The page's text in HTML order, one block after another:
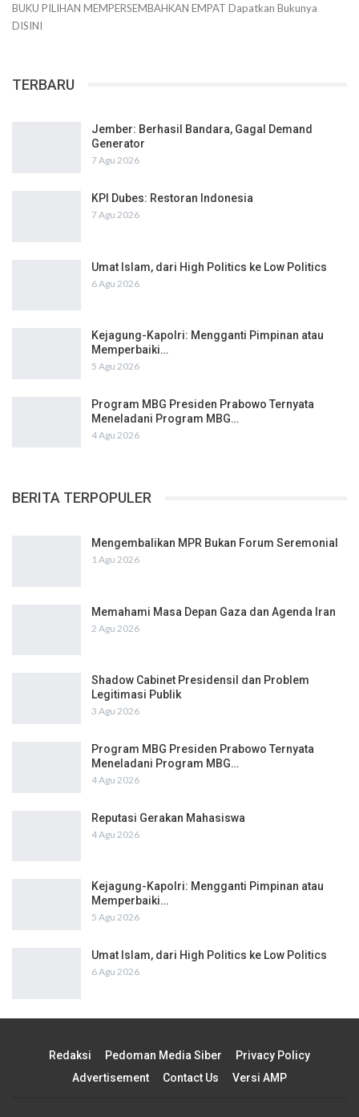
BUKU PILIHAN MEMPERSEMBAHKAN EMPAT Dapatkan Bukunya
DISINI
TERBARU
Jember: Berhasil Bandara, Gagal Demand
Generator
7 Agu 2026
KPI Dubes: Restoran Indonesia
7 Agu 2026
Umat Islam, dari High Politics ke Low Politics
6 Agu 2026
Kejagung-Kapolri: Mengganti Pimpinan atau
Memperbaiki…
5 Agu 2026
Program MBG Presiden Prabowo Ternyata
Meneladani Program MBG…
4 Agu 2026
BERITA TERPOPULER
Mengembalikan MPR Bukan Forum Seremonial
1 Agu 2026
Memahami Masa Depan Gaza dan Agenda Iran
2 Agu 2026
Shadow Cabinet Presidensil dan Problem
Legitimasi Publik
3 Agu 2026
Program MBG Presiden Prabowo Ternyata
Meneladani Program MBG…
4 Agu 2026
Reputasi Gerakan Mahasiswa
4 Agu 2026
Kejagung-Kapolri: Mengganti Pimpinan atau
Memperbaiki…
5 Agu 2026
Umat Islam, dari High Politics ke Low Politics
6 Agu 2026
Redaksi Pedoman Media Siber
Privacy Policy
Advertisement
Contact Us Versi AMP